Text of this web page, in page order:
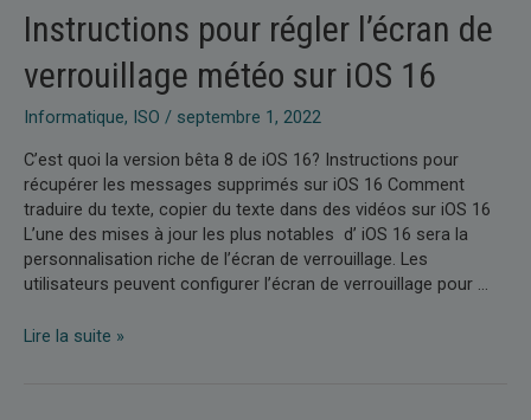
messages
supprimés
iOS
16
Instructions pour régler l’écran de
verrouillage météo sur iOS 16
Informatique, ISO / septembre 1, 2022
C’est quoi la version bêta 8 de iOS 16? Instructions pour
récupérer les messages supprimés sur iOS 16 Comment
traduire du texte, copier du texte dans des vidéos sur iOS 16
L’une des mises à jour les plus notables d’ iOS 16 sera la
personnalisation riche de l’écran de verrouillage. Les
utilisateurs peuvent configurer l’écran de verrouillage pour …
Instructions
Lire la suite »